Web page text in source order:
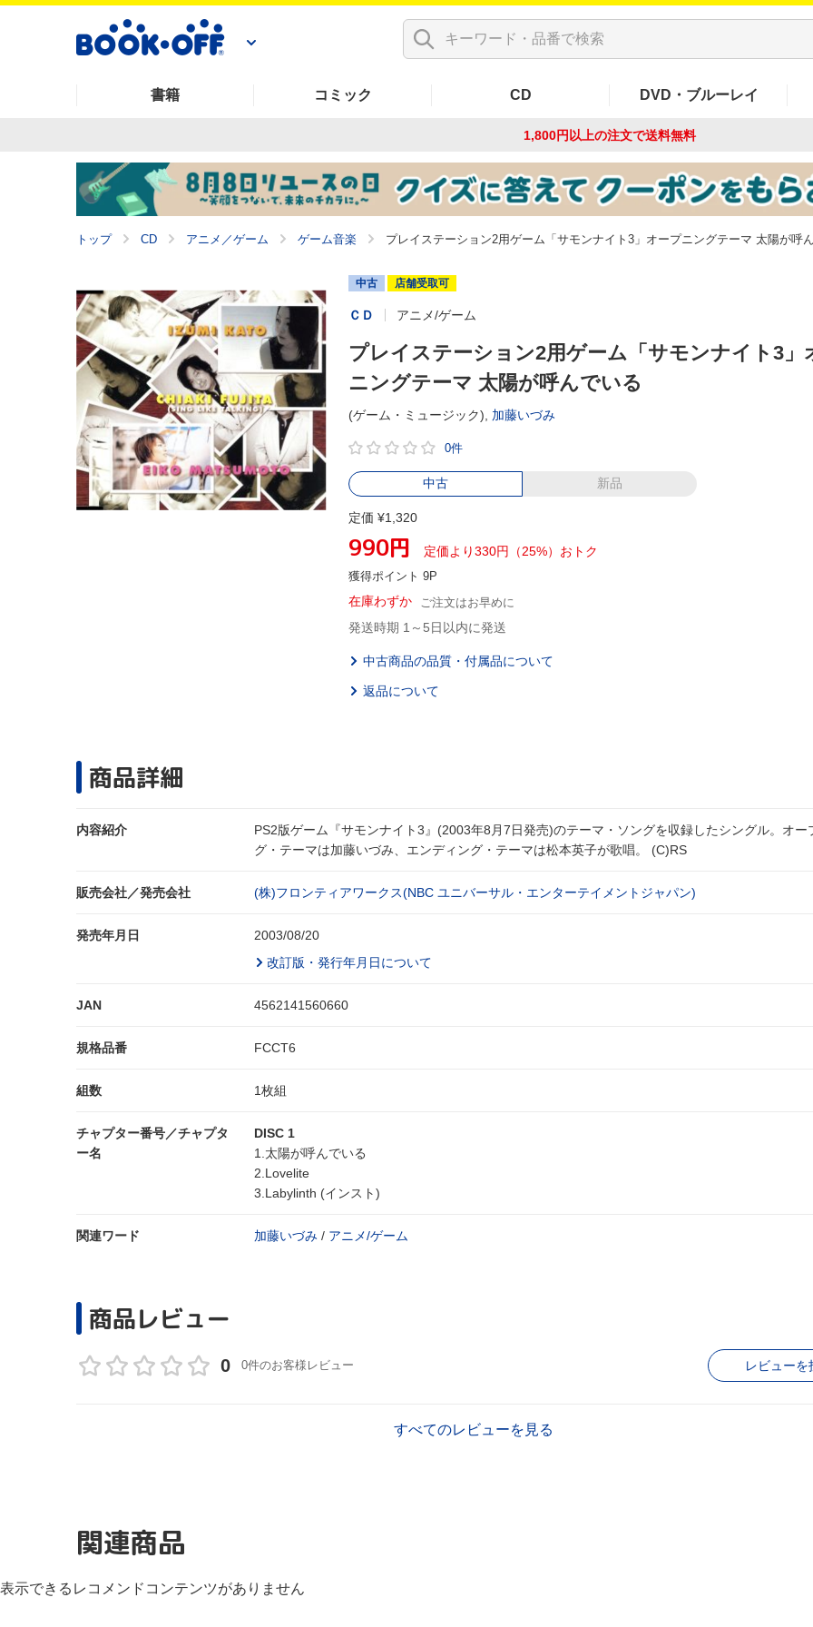
書籍 コミック CD DVD・ブルーレイ
1,800円以上の注文で送料無料
トップ CD アニメ／ゲーム ゲーム音楽 プレイステーション2用ゲーム「サモンナイト3」オープニングテーマ 太陽が呼
中古 店舗受取可
ＣＤ アニメ/ゲーム
プレイステーション2用ゲーム「サモンナイト3」
ニングテーマ 太陽が呼んでいる
(ゲーム・ミュージック), 加藤いづみ
0件
中古 新品
定価 ¥1,320
990円 定価より330円（25%）おトク
獲得ポイント 9P
在庫わずか ご注文はお早めに
発送時期 1～5日以内に発送
中古商品の品質・付属品について
返品について
商品詳細
内容紹介
PS2版ゲーム『サモンナイト3』(2003年8月7日発売)のテーマ・ソングを収録したシングル。オー
グ・テーマは加藤いづみ、エンディング・テーマは松本英子が歌唱。 (C)RS
販売会社／発売会社 (株)フロンティアワークス(NBC ユニバーサル・エンターテイメントジャパン)
発売年月日
2003/08/20
改訂版・発行年月日について
JAN 4562141560660
規格品番 FCCT6
組数 1枚組
チャプター番号／チャプタ
ー名
DISC 1
1.太陽が呼んでいる
2.Lovelite
3.Labylinth (インスト)
関連ワード 加藤いづみ / アニメ/ゲーム
商品レビュー
0 0件のお客様レビュー レビューを
すべてのレビューを見る
関連商品
表示できるレコメンドコンテンツがありません